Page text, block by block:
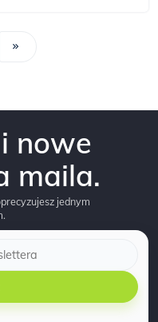
nowe
maila.
jednym